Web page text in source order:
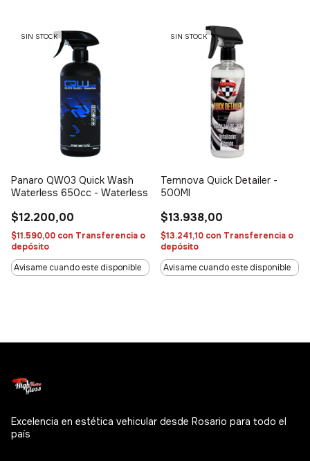
SIN STOCK
Panaro QW03 Quick Wash
Waterless 650cc - Waterless
$12.200,00
$11.590,00 con Transferencia o
depósito
Avisame cuando este disponible
SIN STOCK
Ternnova Quick Detailer -
500Ml
$13.938,00
$13.241,10 con Transferencia o
depósito
Avisame cuando este disponible
Excelencia en estética vehicular desde Rosario para todo el
país